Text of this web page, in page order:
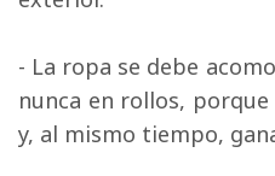
- La ropa se debe
nunca en rollos,
y, al mismo tiempo,